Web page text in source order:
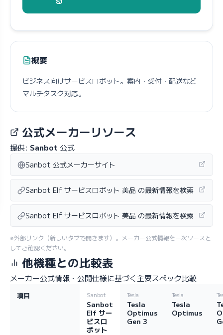
概要
ビジネス向けサービスロボット。案内・受付・配送など
マルチタスク対応。
公式メーカーリソース
提供: Sanbot 公式
Sanbot 公式メーカーサイト
Sanbot Elf サービスロボット 美品 の最新情報を検索
Sanbot Elf サービスロボット 美品 の最新情報を検索
※外部リンク（新しいタブで開きます）。メーカー公式情報を一次ソースと
してご確認ください。
他機種との比較表
メーカー公式情報・公開仕様に基づく主要スペック比較
項目 Sanbot
Sanbot
Elf サー
ビスロ
ボット
Tesla
Tesla
Optimus
Gen 3
Tesla
Tesla
Optimus